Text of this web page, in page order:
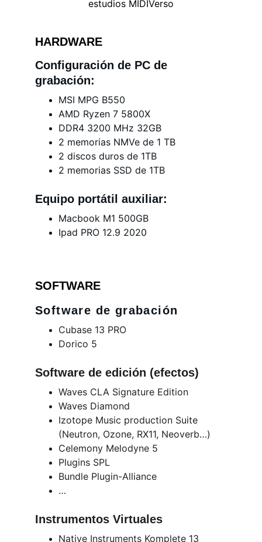
estudios MIDIVerso
HARDWARE
Configuración de PC de
grabación:
MSI MPG B550
AMD Ryzen 7 5800X
DDR4 3200 MHz 32GB
2 memorias NMVe de 1 TB
2 discos duros de 1TB
2 memorias SSD de 1TB
Equipo portátil auxiliar:
Macbook M1 500GB
Ipad PRO 12.9 2020
SOFTWARE
Software de grabación
Cubase 13 PRO
Dorico 5
Software de edición (efectos)
Waves CLA Signature Edition
Waves Diamond
Izotope Music production Suite
(Neutron, Ozone, RX11, Neoverb…)
Celemony Melodyne 5
Plugins SPL
Bundle Plugin-Alliance
…
Instrumentos Virtuales
Native Instruments Komplete 13